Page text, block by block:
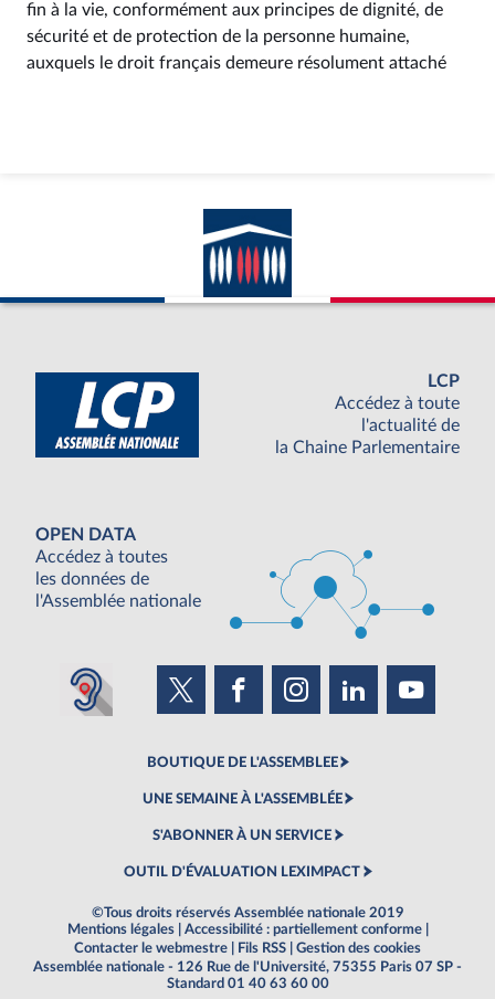
fin à la vie, conformément aux principes de dignité, de
sécurité et de protection de la personne humaine,
auxquels le droit français demeure résolument attaché
LCP
Accédez à toute
l'actualité de
la Chaine Parlementaire
OPEN DATA
Accédez à toutes
les données de
l'Assemblée nationale
BOUTIQUE DE L'ASSEMBLEE
UNE SEMAINE À L'ASSEMBLÉE
S'ABONNER À UN SERVICE
OUTIL D'ÉVALUATION LEXIMPACT
©Tous droits réservés Assemblée nationale 2019
Mentions légales
Accessibilité : partiellement conforme
Contacter le webmestre
Fils RSS
Gestion des cookies
Assemblée nationale - 126 Rue de l'Université, 75355 Paris 07 SP -
Standard 01 40 63 60 00